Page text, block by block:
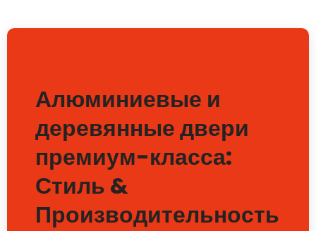
Алюминиевые и
деревянные двери
премиум-класса:
Стиль &
Производительность